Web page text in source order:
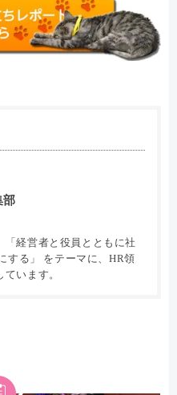
部
「経営者と役員とともに社
する」 をテーマに、HR領
います。